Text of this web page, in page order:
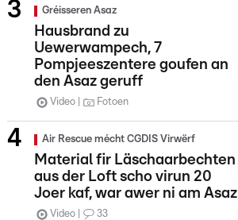
Gréisseren Asaz
Hausbrand zu
Uewerwampech, 7
Pompjeeszentere goufen an
den Asaz geruff
Video Fotoen
Air Rescue mécht CGDIS Virwërf
Material fir Läschaarbechten
aus der Loft scho virun 20
Joer kaf, war awer ni am Asaz
Video 33